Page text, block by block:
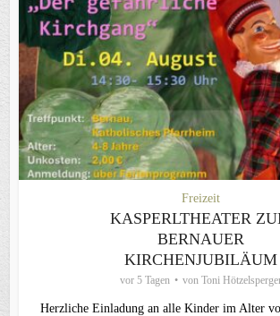
Freizeit
KASPERLTHEATER
BERNAUER
KIRCHENJUBILÄUM
vor 5 Tagen von Toni
Herzliche Einladung an alle Kinder im Alter